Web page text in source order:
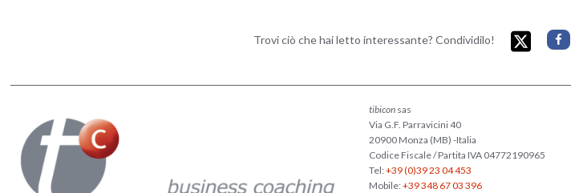
Trovi ciò che hai letto interessante? Condividilo!
tibiconsas
Via G.F. Parravicini 40
20900 Monza (MB) -Italia
Codice Fiscale / Partita IVA 04772190965
Tel:+39 (0)39 23 04 453
Mobile:+39 348 67 03 396